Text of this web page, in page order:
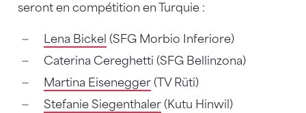
seront en compétition en Turquie :
Lena Bickel (SFG Morbio Inferiore)
Caterina Cereghetti (SFG Bellinzona)
Martina Eisenegger(TV Rüti)
Stefanie Siegenthaler(Kutu Hinwil)